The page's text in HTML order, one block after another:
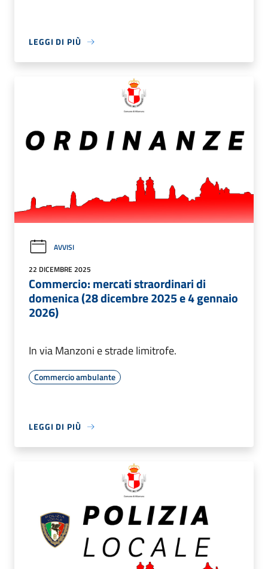
LEGGI DI PIÙ
AVVISI
22 DICEMBRE 2025
Commercio: mercati straordinari di
domenica (28 dicembre 2025 e 4 gennaio
2026)
In via Manzoni e strade limitrofe.
Commercio ambulante
LEGGI DI PIÙ